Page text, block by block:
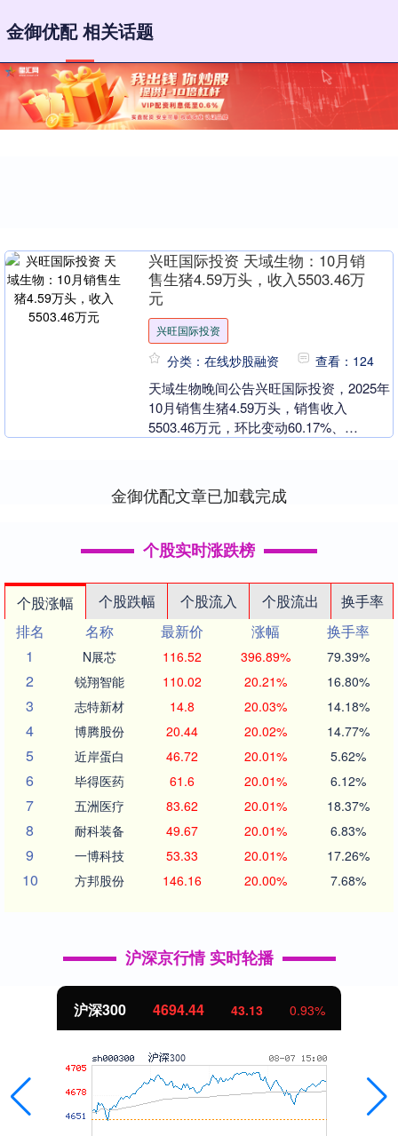
金御优配 相关话题
兴旺国际投资 天域生物：10月销
售生猪4.59万头，收入5503.46万
元
兴旺国际投资
分类：在线炒股融资 查看：124
天域生物晚间公告兴旺国际投资，2025年
10月销售生猪4.59万头，销售收入
5503.46万元，环比变动60.17%、
金御优配文章已加载完成
个股实时涨跌榜
个股涨幅 个股跌幅 个股流入 个股流出
换手率
排名
名称 最新价 涨幅
换手率
1
N展芯 116.52 396.89% 79.39%
2 锐翔智能 110.02 20.21% 16.80%
3 志特新材 14.8 20.03% 14.18%
4 博腾股份 20.44 20.02% 14.77%
5 近岸蛋白 46.72 20.01% 5.62%
6 毕得医药 61.6 20.01% 6.12%
7 五洲医疗 83.62 20.01% 18.37%
8 耐科装备 49.67 20.01% 6.83%
9 一博科技 53.33 20.01% 17.26%
10 方邦股份 146.16 20.00% 7.68%
沪深京行情 实时轮播
沪深300 4694.44 43.13 0.93%